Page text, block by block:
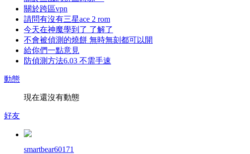
關於跨區vpn
請問有沒有三星ace 2 rom
今天在神魔學到了 了解了
不會被偵測的燒餅 無時無刻都可以開
給你們一點意見
防偵測方法6.03 不需手速
動態
現在還沒有動態
好友
smartbear60171